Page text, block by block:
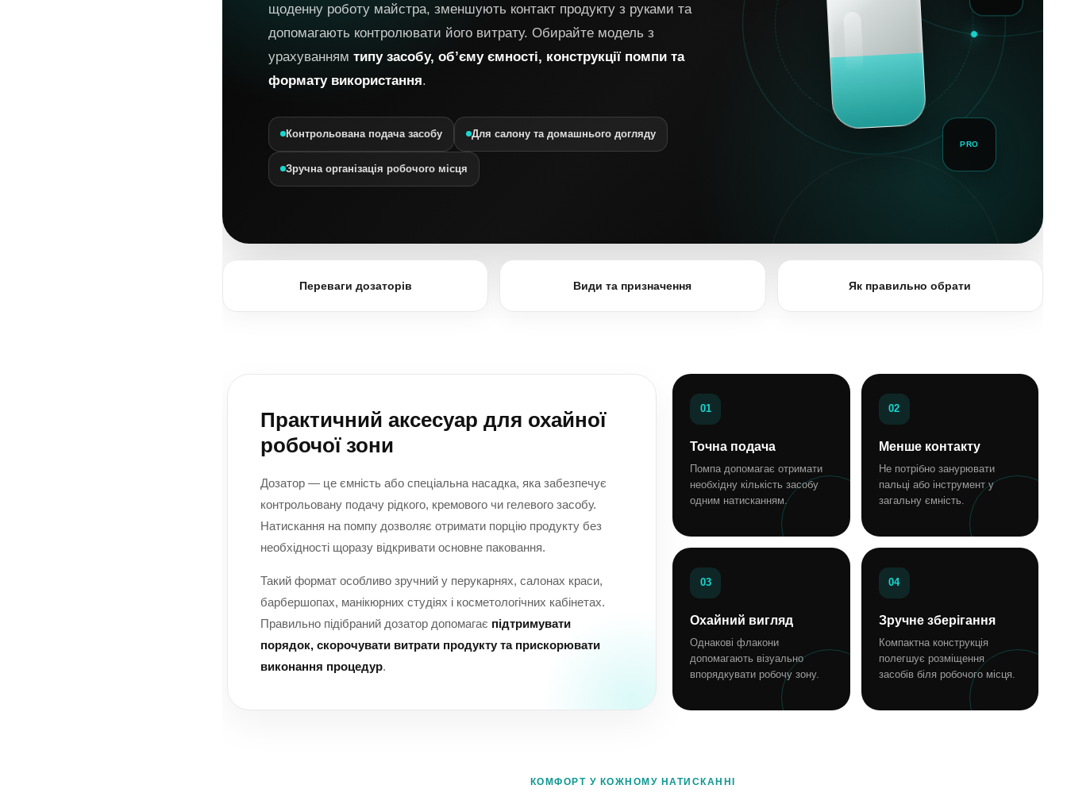
щоденну роботу майстра, зменшують контакт продукту з руками та
допомагають контролювати його витрату. Обирайте модель з
урахуванням типу засобу, об’єму ємності, конструкції помпи та
формату використання.
Контрольована подача засобу Для салону та домашнього догляду
Зручна організація робочого місця
PRO
Переваги дозаторів Види та призначення Як правильно обрати
Практичний аксесуар для охайної
робочої зони
Дозатор — це ємність або спеціальна насадка, яка забезпечує
контрольовану подачу рідкого, кремового чи гелевого засобу.
Натискання на помпу дозволяє отримати порцію продукту без
необхідності щоразу відкривати основне паковання.
Такий формат особливо зручний у перукарнях, салонах краси,
барбершопах, манікюрних студіях і косметологічних кабінетах.
Правильно підібраний дозатор допомагає підтримувати
порядок, скорочувати витрати продукту та прискорювати
виконання процедур.
01
Точна подача
Помпа допомагає отримати
необхідну кількість засобу
одним натисканням.
02
Менше контакту
Не потрібно занурювати
пальці або інструмент у
загальну ємність.
03
Охайний вигляд
Однакові флакони
допомагають візуально
впорядкувати робочу зону.
04
Зручне зберігання
Компактна конструкція
полегшує розміщення
засобів біля робочого місця.
КОМФОРТ У КОЖНОМУ НАТИСКАННІ